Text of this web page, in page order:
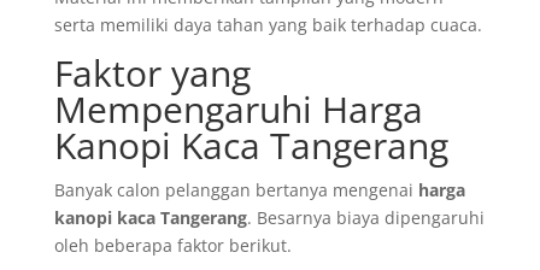
serta memiliki daya tahan yang baik terhadap cuaca.
Faktor yang
Mempengaruhi Harga
Kanopi Kaca Tangerang
Banyak calon pelanggan bertanya mengenai harga
kanopi kaca Tangerang. Besarnya biaya dipengaruhi
oleh beberapa faktor berikut.